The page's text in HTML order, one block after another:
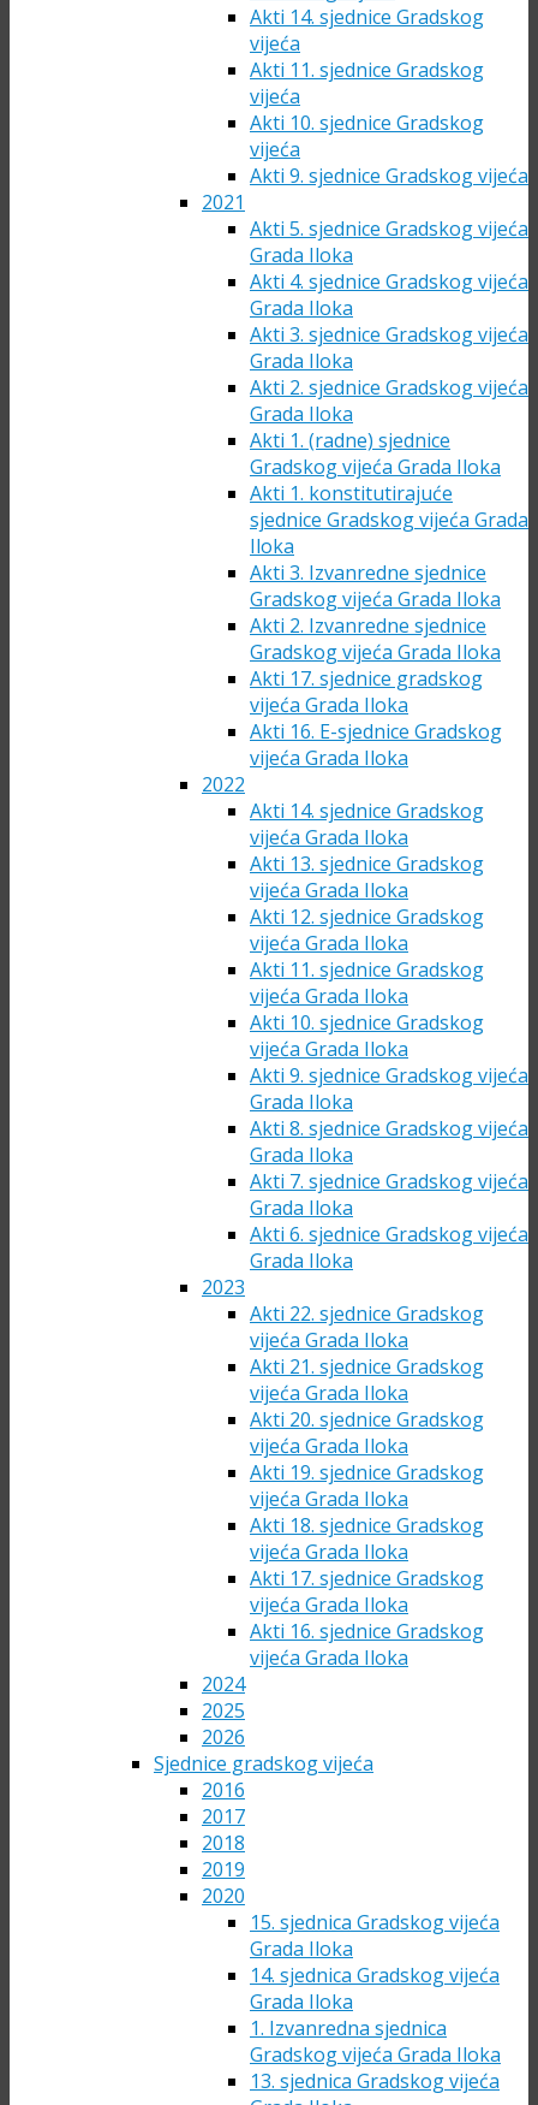
Akti 14. sjednice Gradskog
vijeća
Akti 11. sjednice Gradskog
vijeća
Akti 10. sjednice Gradskog
vijeća
Akti 9. sjednice Gradskog vijeća
2021
Akti 5. sjednice Gradskog vijeća
Grada Iloka
Akti 4. sjednice Gradskog vijeća
Grada Iloka
Akti 3. sjednice Gradskog vijeća
Grada Iloka
Akti 2. sjednice Gradskog vijeća
Grada Iloka
Akti 1. (radne) sjednice
Gradskog vijeća Grada Iloka
Akti 1. konstitutirajuće
sjednice Gradskog vijeća Grada
Iloka
Akti 3. Izvanredne sjednice
Gradskog vijeća Grada Iloka
Akti 2. Izvanredne sjednice
Gradskog vijeća Grada Iloka
Akti 17. sjednice gradskog
vijeća Grada Iloka
Akti 16. E-sjednice Gradskog
vijeća Grada Iloka
2022
Akti 14. sjednice Gradskog
vijeća Grada Iloka
Akti 13. sjednice Gradskog
vijeća Grada Iloka
Akti 12. sjednice Gradskog
vijeća Grada Iloka
Akti 11. sjednice Gradskog
vijeća Grada Iloka
Akti 10. sjednice Gradskog
vijeća Grada Iloka
Akti 9. sjednice Gradskog vijeća
Grada Iloka
Akti 8. sjednice Gradskog vijeća
Grada Iloka
Akti 7. sjednice Gradskog vijeća
Grada Iloka
Akti 6. sjednice Gradskog vijeća
Grada Iloka
2023
Akti 22. sjednice Gradskog
vijeća Grada Iloka
Akti 21. sjednice Gradskog
vijeća Grada Iloka
Akti 20. sjednice Gradskog
vijeća Grada Iloka
Akti 19. sjednice Gradskog
vijeća Grada Iloka
Akti 18. sjednice Gradskog
vijeća Grada Iloka
Akti 17. sjednice Gradskog
vijeća Grada Iloka
Akti 16. sjednice Gradskog
vijeća Grada Iloka
2024
2025
2026
Sjednice gradskog vijeća
2016
2017
2018
2019
2020
15. sjednica Gradskog vijeća
Grada Iloka
14. sjednica Gradskog vijeća
Grada Iloka
1. Izvanredna sjednica
Gradskog vijeća Grada Iloka
13. sjednica Gradskog vijeća